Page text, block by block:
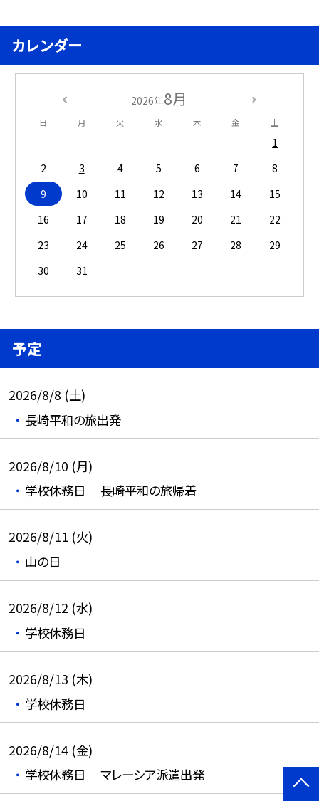
カレンダー
2026年8月
日 月 火 水 木 金 土
1
2
3 4 5 6 7
8
9
10 11 12 13 14
15
16
17 18 19 20 21
22
23
24 25 26 27 28
29
30
31
予定
2026/8/8 (土)
長崎平和の旅出発
2026/8/10 (月)
学校休務日 長崎平和の旅帰着
2026/8/11 (火)
山の日
2026/8/12 (水)
学校休務日
2026/8/13 (木)
学校休務日
2026/8/14 (金)
学校休務日 マレーシア派遣出発